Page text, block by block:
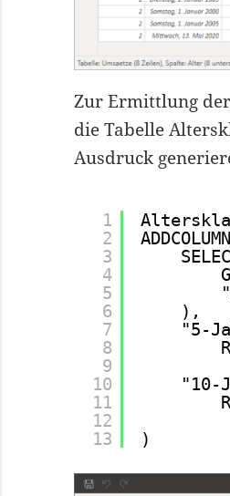
Zur Ermittlung
die Tabelle
Ausdruck
1
2
3
4
5
6
7
8
9
10
11
12
13
),
"5-
"10-
)